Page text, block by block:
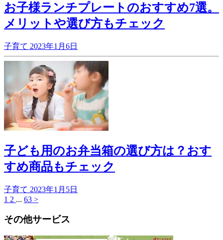
お子様ランチプレートのおすすめ7選。
メリットや選び方もチェック
子育て 2023年1月6日
子ども用のお弁当箱の選び方は？おす
すめ商品もチェック
子育て 2023年1月5日
1 2 ... 63 >
その他サービス